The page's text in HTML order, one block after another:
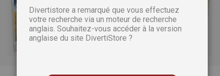
Divertistore a remarqué que vous effectuez
votre recherche via un moteur de recherche
anglais. Souhaitez-vous accéder à la version
anglaise du site DivertiStore ?